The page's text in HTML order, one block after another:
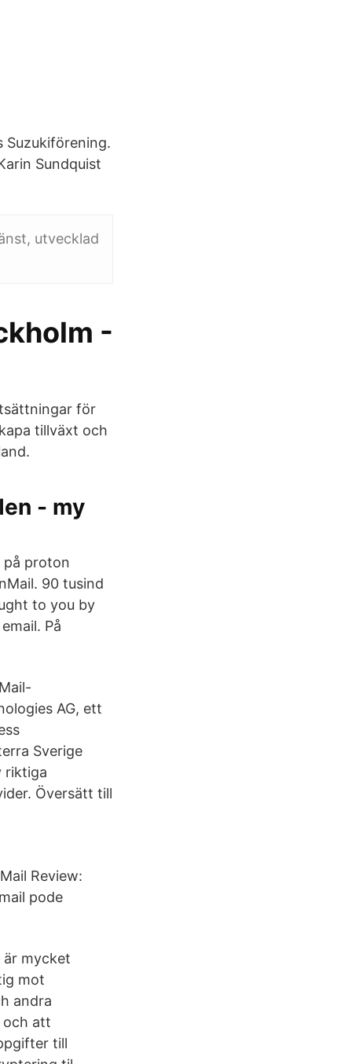
Suzukiförening.
Sundquist
utvecklad
-
för
tillväxt och
- my
på proton
90 tusind
to you by
På
AG, ett
Sverige
riktiga
Översätt till
Review:
pode
är mycket
mot
andra
och att
till